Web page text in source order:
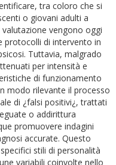
tra coloro che si
o giovani adulti a
vengono oggi
protocolli di intervento in
Tuttavia, malgrado
per intensità e
di funzionamento
modo rilevante il processo
di ¿falsi positivi¿, trattati
o addirittura
promuovere indagini
accurate. Questo
stili di personalità
variabili coinvolte nello